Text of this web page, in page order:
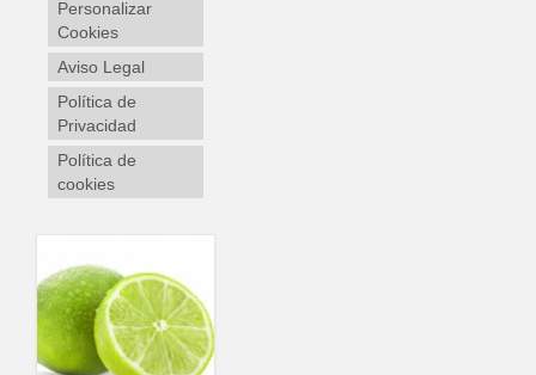
Personalizar
Cookies
Aviso Legal
Política de
Privacidad
Política de
cookies